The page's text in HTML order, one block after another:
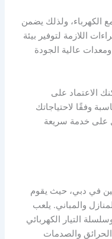
الكهرباء، ولذلك يضمن
اللازمة لتوفير بيئة
عالية الجودة
الاعتماد على
وفقًا لاحتياجاتك
على خدمة سريعة
في دبي، حيث يقوم
والمباني. يلعب
التيار الكهربائي
والصدمات